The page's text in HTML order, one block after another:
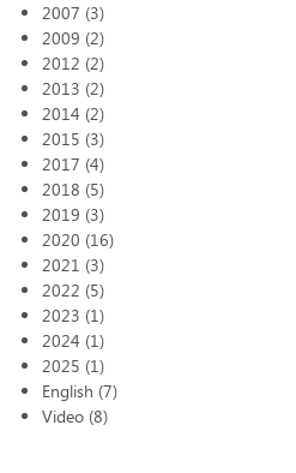
2007 (3)
2009 (2)
2012 (2)
2013 (2)
2014 (2)
2015 (3)
2017 (4)
2018 (5)
2019 (3)
2020 (16)
2021 (3)
2022 (5)
2023 (1)
2024 (1)
2025 (1)
English (7)
Video (8)